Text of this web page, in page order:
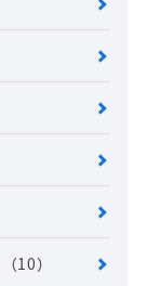
（10）